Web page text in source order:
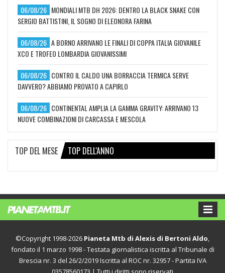
06/08/26 MONDIALI MTB DH 2026: DENTRO LA BLACK SNAKE CON
SERGIO BATTISTINI, IL SOGNO DI ELEONORA FARINA
06/08/26 A BORNO ARRIVANO LE FINALI DI COPPA ITALIA GIOVANILE
XCO E TROFEO LOMBARDIA GIOVANISSIMI
06/08/26 CONTRO IL CALDO UNA BORRACCIA TERMICA SERVE
DAVVERO? ABBIAMO PROVATO A CAPIRLO
06/08/26 CONTINENTAL AMPLIA LA GAMMA GRAVITY: ARRIVANO 13
NUOVE COMBINAZIONI DI CARCASSA E MESCOLA
TOP DEL MESE TOP DELL'ANNO
©Copyright 1998-2026 Pianeta Mtb di Alexis di Bertoni Aldo
fondato il 1 marzo 1998 - Testata giornalistica iscritta al Tribunale di
Brescia nr. 3 del 26/2/2019 Iscritta al ROC nr. 32957 - Partita IVA